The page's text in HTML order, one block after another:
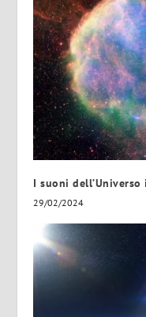
I suoni
29/02/2024